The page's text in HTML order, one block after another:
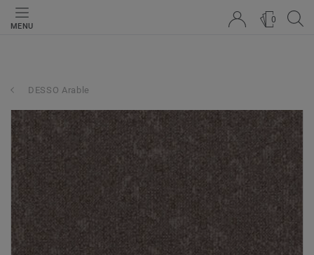
MENU
0
DESSO Arable